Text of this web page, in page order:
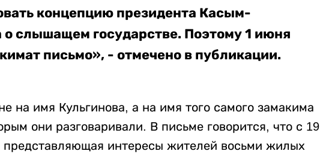
концепцию президента Касым-
слышащем государстве. Поэтому 1 июня
письмо», - отмечено в публикации.
на имя Кульгинова, а на имя того самого замакима
они разговаривали. В письме говорится, что с 19
представляющая интересы жителей восьми жилых